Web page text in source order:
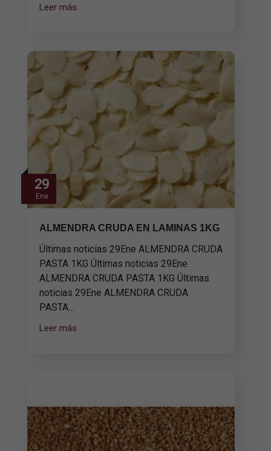
Leer más
29
Ene
ALMENDRA CRUDA EN LAMINAS 1KG
Últimas noticias 29Ene ALMENDRA CRUDA
PASTA 1KG Últimas noticias 29Ene
ALMENDRA CRUDA PASTA 1KG Últimas
noticias 29Ene ALMENDRA CRUDA
PASTA…
Leer más